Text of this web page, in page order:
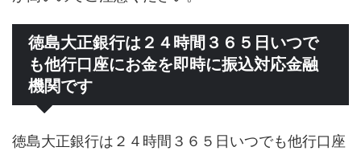
徳島大正銀行は２４時間３６５日いつで
も他行口座にお金を即時に振込対応金融
機関です
徳島大正銀行は２４時間３６５日いつでも他行口座